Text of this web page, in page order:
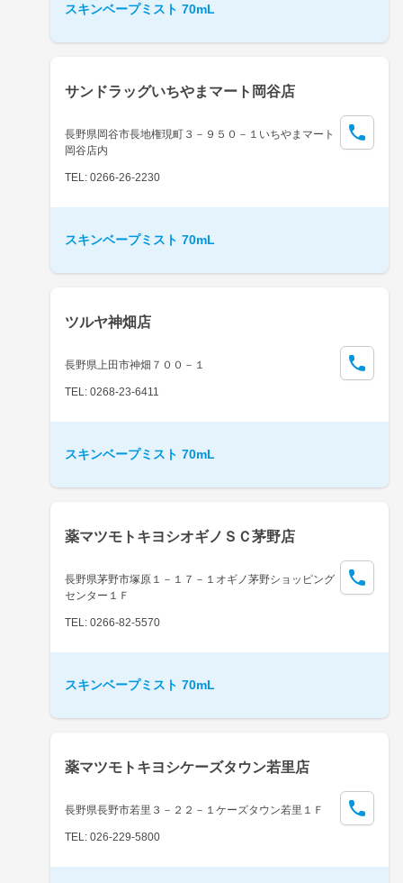
スキンベープミスト 70mL
サンドラッグいちやまマート岡谷店
長野県岡谷市長地権現町３－９５０－１いちやまマート
岡谷店内
TEL: 0266-26-2230
スキンベープミスト 70mL
ツルヤ神畑店
長野県上田市神畑７００－１
TEL: 0268-23-6411
スキンベープミスト 70mL
薬マツモトキヨシオギノＳＣ茅野店
長野県茅野市塚原１－１７－１オギノ茅野ショッピング
センター１Ｆ
TEL: 0266-82-5570
スキンベープミスト 70mL
薬マツモトキヨシケーズタウン若里店
長野県長野市若里３－２２－１ケーズタウン若里１Ｆ
TEL: 026-229-5800